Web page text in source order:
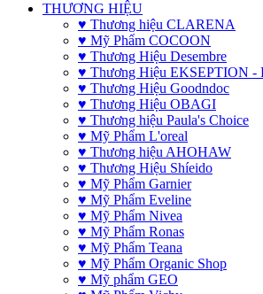
THƯƠNG HIỆU
♥ Thương hiệu CLARENA
♥ Mỹ Phẩm COCOON
♥ Thương Hiệu Desembre
♥ Thương Hiệu EKSEPTION -
♥ Thương Hiệu Goodndoc
♥ Thương Hiệu OBAGI
♥ Thương hiệu Paula's Choice
♥ Mỹ Phẩm L'oreal
♥ Thương hiệu AHOHAW
♥ Thương Hiệu Shíeido
♥ Mỹ Phẩm Garnier
♥ Mỹ Phẩm Eveline
♥ Mỹ Phẩm Nivea
♥ Mỹ Phẩm Ronas
♥ Mỹ Phẩm Teana
♥ Mỹ Phẩm Organic Shop
♥ Mỹ phẩm GEO